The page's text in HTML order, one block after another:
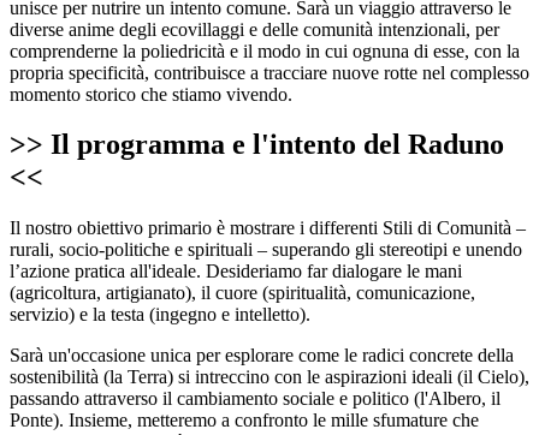
unisce per nutrire un intento comune. Sarà un viaggio attraverso le
diverse anime degli ecovillaggi e delle comunità intenzionali, per
comprenderne la poliedricità e il modo in cui ognuna di esse, con la
propria specificità, contribuisce a tracciare nuove rotte nel complesso
momento storico che stiamo vivendo.
>> Il programma e l'intento del Raduno
<<
Il nostro obiettivo primario è mostrare i differenti Stili di Comunità –
rurali, socio-politiche e spirituali – superando gli stereotipi e unendo
l’azione pratica all'ideale. Desideriamo far dialogare le mani
(agricoltura, artigianato), il cuore (spiritualità, comunicazione,
servizio) e la testa (ingegno e intelletto).
Sarà un'occasione unica per esplorare come le radici concrete della
sostenibilità (la Terra) si intreccino con le aspirazioni ideali (il Cielo),
passando attraverso il cambiamento sociale e politico (l'Albero, il
Ponte). Insieme, metteremo a confronto le mille sfumature che